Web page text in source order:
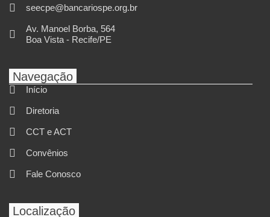
seecpe@bancariospe.org.br
Av. Manoel Borba, 564
Boa Vista - Recife/PE
Navegação
Início
Diretoria
CCT e ACT
Convênios
Fale Conosco
Localização